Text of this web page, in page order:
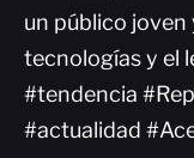
un público joven
tecnologías y el
#tendencia
#actualidad